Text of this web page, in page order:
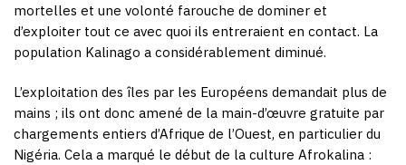
mortelles et une volonté farouche de dominer et
d’exploiter tout ce avec quoi ils entreraient en contact. La
population Kalinago a considérablement diminué.
L’exploitation des îles par les Européens demandait plus de
mains ; ils ont donc amené de la main-d’œuvre gratuite par
chargements entiers d’Afrique de l’Ouest, en particulier du
Nigéria. Cela a marqué le début de la culture Afrokalina :